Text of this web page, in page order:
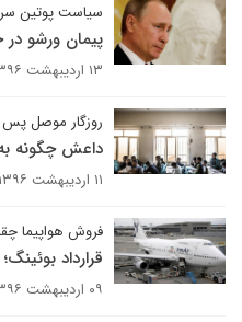
سیاست پوتین
پیمان ورشو
۱۳ اردیبهشت ۱۳۹۶
روزگار موصل پس
داعش چگونه
۱۱ اردیبهشت ۱۳۹۶
فروش هواپیما
قرارداد
۰۹ اردیبهشت ۱۳۹۶